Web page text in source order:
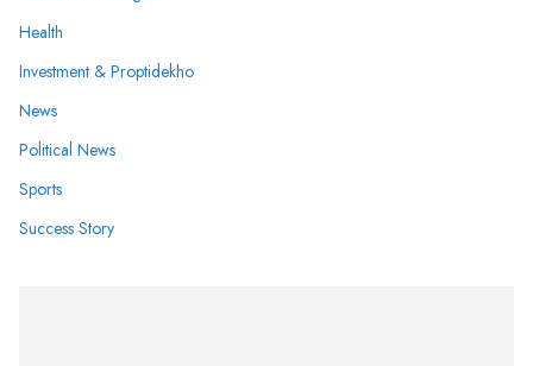
Health
Investment & Proptidekho
News
Political News
Sports
Success Story